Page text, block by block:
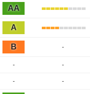
AA
A
B -
- -
- -